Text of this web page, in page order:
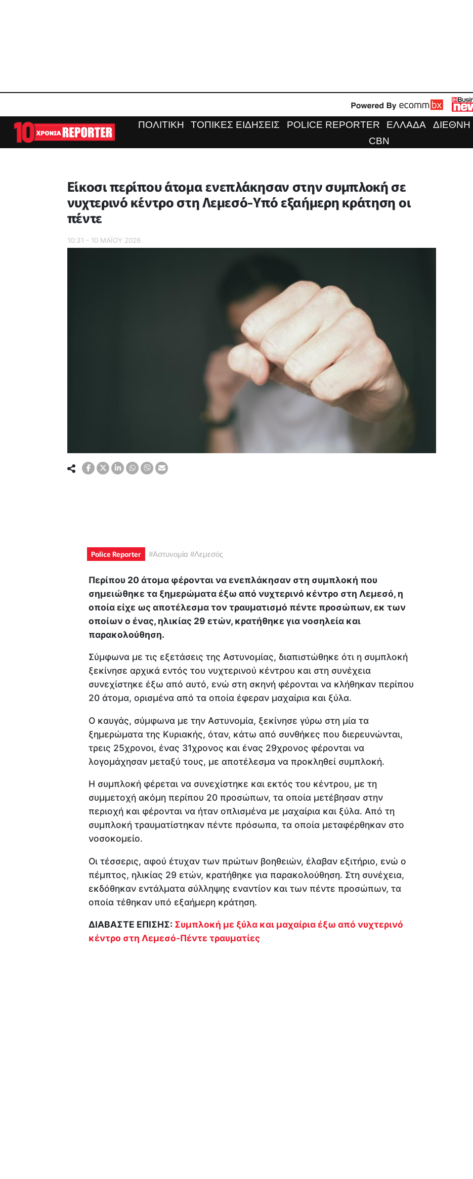
ΠΟΛΙΤΙΚΗ ΤΟΠΙΚΕΣ ΕΙΔΗΣΕΙΣ POLICE REPORTER ΕΛΛΑΔΑ ΔΙΕΘΝΗ
CBN
Είκοσι περίπου άτομα ενεπλάκησαν στην συμπλοκή σε
νυχτερινό κέντρο στη Λεμεσό-Υπό εξαήμερη κράτηση οι
πέντε
10:31 - 10 ΜΑΪ́ΟΥ 2026
Police Reporter #Αστυνομία #Λεμεσός
Περίπου 20 άτομα φέρονται να ενεπλάκησαν στη συμπλοκή που
σημειώθηκε τα ξημερώματα έξω από νυχτερινό κέντρο στη Λεμεσό, η
οποία είχε ως αποτέλεσμα τον τραυματισμό πέντε προσώπων, εκ των
οποίων ο ένας, ηλικίας 29 ετών, κρατήθηκε για νοσηλεία και
παρακολούθηση.
Σύμφωνα με τις εξετάσεις της Αστυνομίας, διαπιστώθηκε ότι η συμπλοκή
ξεκίνησε αρχικά εντός του νυχτερινού κέντρου και στη συνέχεια
συνεχίστηκε έξω από αυτό, ενώ στη σκηνή φέρονται να κλήθηκαν περίπου
20 άτομα, ορισμένα από τα οποία έφεραν μαχαίρια και ξύλα.
Ο καυγάς, σύμφωνα με την Αστυνομία, ξεκίνησε γύρω στη μία τα
ξημερώματα της Κυριακής, όταν, κάτω από συνθήκες που διερευνώνται,
τρεις 25χρονοι, ένας 31χρονος και ένας 29χρονος φέρονται να
λογομάχησαν μεταξύ τους, με αποτέλεσμα να προκληθεί συμπλοκή.
Η συμπλοκή φέρεται να συνεχίστηκε και εκτός του κέντρου, με τη
συμμετοχή ακόμη περίπου 20 προσώπων, τα οποία μετέβησαν στην
περιοχή και φέρονται να ήταν οπλισμένα με μαχαίρια και ξύλα. Από τη
συμπλοκή τραυματίστηκαν πέντε πρόσωπα, τα οποία μεταφέρθηκαν στο
νοσοκομείο.
Οι τέσσερις, αφού έτυχαν των πρώτων βοηθειών, έλαβαν εξιτήριο, ενώ ο
πέμπτος, ηλικίας 29 ετών, κρατήθηκε για παρακολούθηση. Στη συνέχεια,
εκδόθηκαν εντάλματα σύλληψης εναντίον και των πέντε προσώπων, τα
οποία τέθηκαν υπό εξαήμερη κράτηση.
ΔΙΑΒΑΣΤΕ ΕΠΙΣΗΣ: Συμπλοκή με ξύλα και μαχαίρια έξω από νυχτερινό
κέντρο στη Λεμεσό-Πέντε τραυματίες